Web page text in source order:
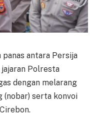
panas antara Persija
Polresta
dengan melarang
(nobar) serta konvoi